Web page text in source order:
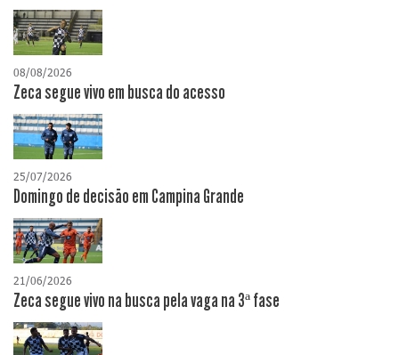
08/08/2026
Zeca segue vivo em busca do acesso
25/07/2026
Domingo de decisão em Campina Grande
21/06/2026
Zeca segue vivo na busca pela vaga na 3ª fase